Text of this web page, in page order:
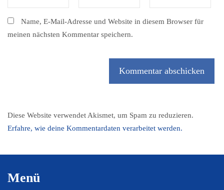
Name, E-Mail-Adresse und Website in diesem Browser für
meinen nächsten Kommentar speichern.
Diese Website verwendet Akismet, um Spam zu reduzieren.
Erfahre, wie deine Kommentardaten verarbeitet werden.
Menü